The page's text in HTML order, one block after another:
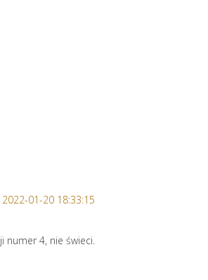
2022-01-20 18:33:15
numer 4, nie świeci.